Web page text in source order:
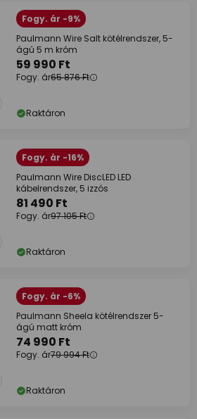
Fogy. ár -9%
Paulmann Wire Salt kötélrendszer, 5-
ágú 5 m króm
59 990 Ft
Fogy. ár65 876 Ft
Raktáron
Fogy. ár -16%
Paulmann Wire DiscLED LED
kábelrendszer, 5 izzós
81 490 Ft
Fogy. ár97 105 Ft
Raktáron
Fogy. ár -6%
Paulmann Sheela kötélrendszer 5-
ágú matt króm
74 990 Ft
Fogy. ár79 994 Ft
Raktáron